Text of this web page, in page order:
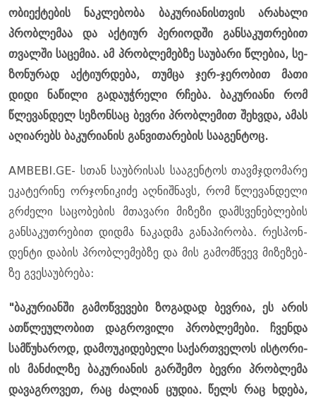
ობი­ექ­ტე­ბის ნაკ­ლე­ბო­ბა ბა­კუ­რი­ა­ნის­თვის არა­ხა­ლი
პრობ­ლე­მაა და აქ­ტი­ურ პე­რი­ოდ­ში გან­სა­კუთ­რე­ბით
თვალ­ში სა­ცე­მია. ამ პრობ­ლე­მებ­ზე სა­უ­ბა­რი წლე­ბია, სე­
ზო­ნუ­რად აქ­ტი­ურ­დე­ბა, თუმ­ცა ჯერ-ჯე­რო­ბით მათი
დიდი ნა­წი­ლი გა­და­უჭ­რე­ლი რჩე­ბა. ბა­კუ­რი­ა­ნი რომ
წლე­ვან­დელ სე­ზონ­საც ბევ­რი პრობ­ლე­მით შეხ­ვდა, ამას
აღი­ა­რებს ბა­კუ­რი­ა­ნის გან­ვი­თა­რე­ბის სა­ა­გენ­ტოც.
AMBEBI.GE- სთან სა­უბ­რი­სას სა­ა­გენ­ტოს თავ­მჯდო­მა­რე
ეკა­ტე­რი­ნე ორ­ჯო­ნი­კი­ძე აღ­ნიშ­ნავს, რომ წლე­ვან­დე­ლი
გრძე­ლი სა­ცო­ბე­ბის მთა­ვა­რი მი­ზე­ზი დამ­სვე­ნებ­ლე­ბის
გან­სა­კუთ­რე­ბით დიდ­მა ნა­კად­მა გა­ნა­პი­რო­ბა. რეს­პონ­
დენ­ტი და­ბის პრობ­ლე­მებ­ზე და მის გა­მომ­წვევ მი­ზე­ზებ­
ზე გვე­სა­უბ­რე­ბა:
"ბა­კუ­რი­ან­ში გა­მოწ­ვე­ვე­ბი ზო­გა­დად ბევ­რია, ეს არის
ათწლე­უ­ლო­ბით დაგ­რო­ვი­ლი პრობ­ლე­მე­ბი. ჩვენ­და
სამ­წუ­ხა­როდ, და­მო­უ­კი­დე­ბე­ლი სა­ქარ­თვე­ლოს ის­ტო­რი­
ის მან­ძილ­ზე ბა­კუ­რი­ა­ნის გარ­შე­მო ბევ­რი პრობ­ლე­მა
და­ვაგ­რო­ვეთ, რაც ძა­ლი­ან ცუ­დია. წელს რაც ხდე­ბა,